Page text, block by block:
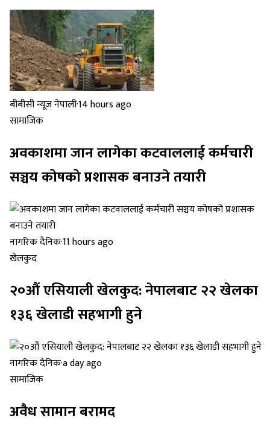
बीबीसी न्यूज नेपाली·14 hours ago
सामाजिक
अवकाशमा जान लागेका कटवाललाई कर्मचारी
सञ्चय कोषको प्रशासक बनाउने तयारी
नागरिक दैनिक·11 hours ago
खेलकुद
२०औं एसियाली खेलकुद: नेपालबाट २२ खेलका
१३६ खेलाडी सहभागी हुने
नागरिक दैनिक·a day ago
सामाजिक
अवैध सामान बरामद